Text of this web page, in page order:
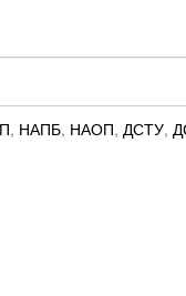
, НАПБ, НАОП, ДСТУ,